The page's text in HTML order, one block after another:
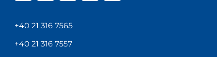
+40 21 316 7565
+40 21 316 7557